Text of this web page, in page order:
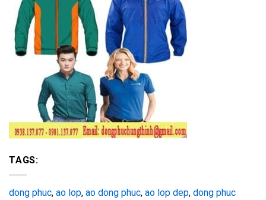
TAGS:
dong phuc, ao lop, ao dong phuc, ao lop dep, dong phuc